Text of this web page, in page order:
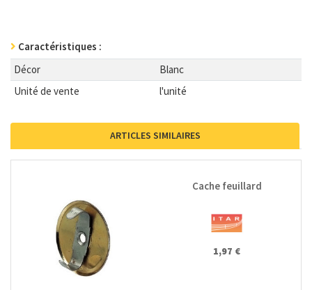
Caractéristiques :
Décor
Blanc
Unité de vente
l'unité
ARTICLES SIMILAIRES
Cache feuillard
1,97 €